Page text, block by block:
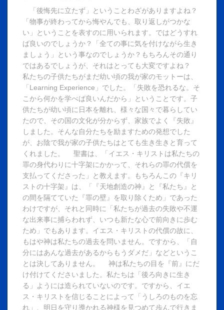
「後悔先に立たず」ということわざがありますよね？
「物事が終わってから悔やんでも、取り返しがつかな
い」ということを表すのに用いられます。ではどうすれ
ば良いのでしょうか？「全ての事に気を付けながら生き
ましょう」という事なのでしょうか？もちろんその通り
ではあるでしょうが、それはとっても大変ですよね？
私たちの子供たちがまだ幼い頃の我が家のモットーは、
「Learning Experience」でした。「失敗を恐れるな。そ
こから何かを学べば良いんだから」ということです。子
供たちが幼い頃に日本を離れ、様々な国々で暮らしてい
たので、その国の文化が分からず、家族でよく『失敗』
しました。そんな自分たちを励ますための発想でした
が、お陰で我が家の子供たちはとても生き生きと育って
くれました。 聖書は、「イエス・キリストは私たちの
罪の身代わりに十字架にかかって、それらの罪の代償を
支払ってくださった」と教えます。もちろんこの『キリ
ストの十字架』は、「『天地創造の神』と『私たち』と
の間を隔てていた『罪の壁』を取り除くため」であった
わけですが、それと同時に「私たちが過去の失敗や不運
な出来事に捕らわれず、いつも新たな心で前向きに歩む
ため」でもあります。イエス・キリストの代償の故に、
もはや神は私たちの過去を問いません。ですから、「自
分にはあんな過去があるからもうダメだ」などというこ
とは決してありません。 神は私たちの目を『前』にだ
け付けてくださいました。私たちは「後ろ向きに生き
る」ようには造られていないのです。ですから、イエ
ス・キリストを信じることによって「うしろのものを忘
れ」、明日を守り導かれる神様を見つめて歩んで行きま